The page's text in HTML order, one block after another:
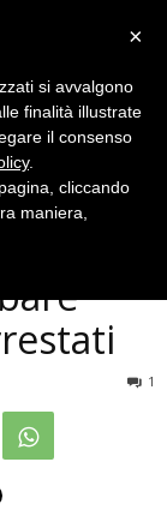
1
×
si avvalgono
finalità illustrate
il consenso
.
cliccando
maniera,